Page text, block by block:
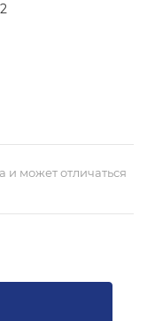
и может отличаться